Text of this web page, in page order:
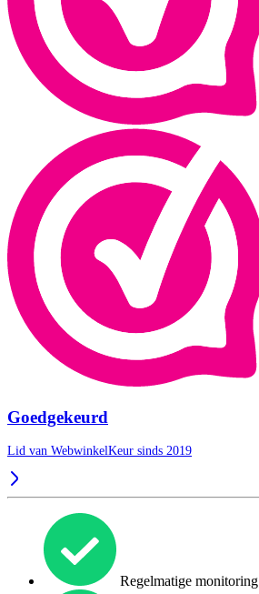
Goedgekeurd
Lid van WebwinkelKeur sinds 2019
Regelmatige monitoring